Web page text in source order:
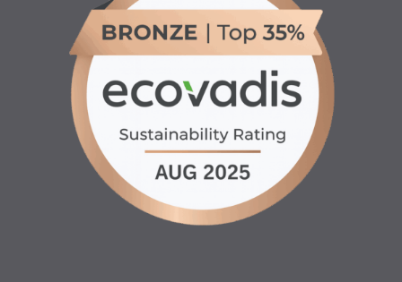
INFORMATIONS